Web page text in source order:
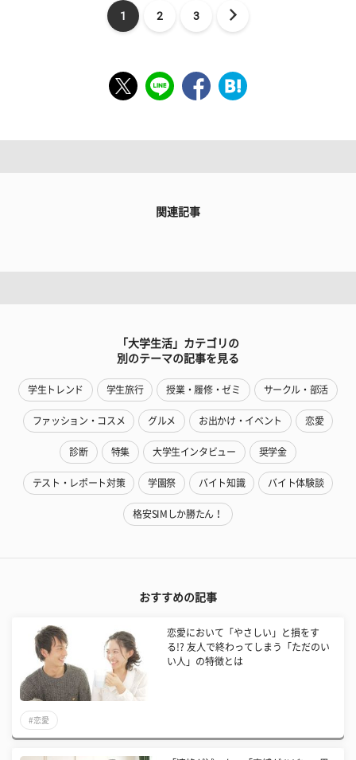
1 2 3
関連記事
「大学生活」カテゴリの
別のテーマの記事を見る
学生トレンド 学生旅行 授業・履修・ゼミ サークル・部活
ファッション・コスメ グルメ お出かけ・イベント 恋愛
診断 特集 大学生インタビュー 奨学金
テスト・レポート対策 学園祭 バイト知識 バイト体験談
格安SIMしか勝たん！
おすすめの記事
恋愛において「やさしい」と損をす
る!? 友人で終わってしまう「ただのい
い人」の特徴とは
#恋愛